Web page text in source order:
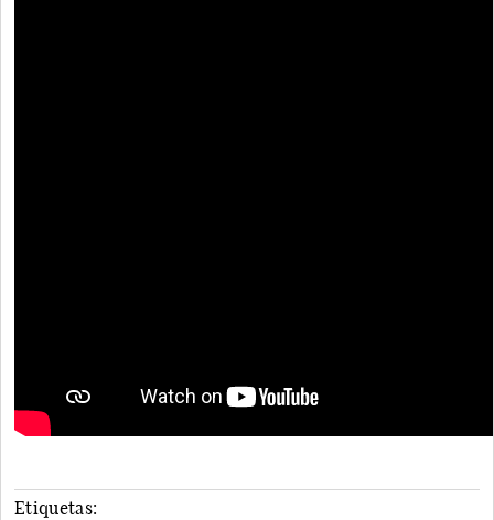
Etiquetas: